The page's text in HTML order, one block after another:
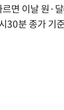
면 이날 원·
30분 종가 기